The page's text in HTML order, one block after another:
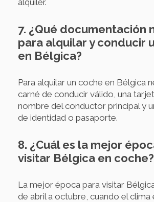
7. ¿Qué documentación
para alquilar y conducir
en Bélgica?
Para alquilar un coche en Bélgica
carné de conducir válido, una
nombre del conductor principal y
de identidad o pasaporte.
8. ¿Cuál es la mejor
visitar Bélgica en coche?
La mejor época para visitar
de abril a octubre, cuando el clima